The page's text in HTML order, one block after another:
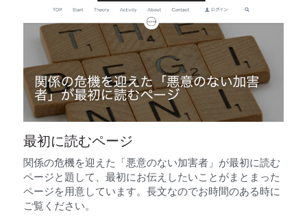
最初に読むページ
関係の危機を迎えた「悪意のない加害者」が最初に読む
ページと題して、最初にお伝えしたいことがまとまった
ページを用意しています。長文なのでお時間のある時に
ご覧ください。